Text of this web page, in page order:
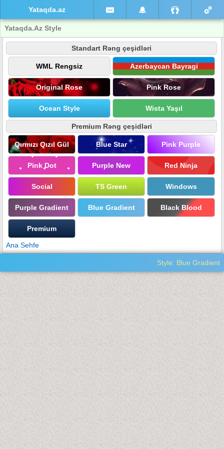
Yataqda.az
Yataqda.Az Style
Standart Rəng çeşidləri
WML Rengsiz Azerbaycan Bayragi
Original Rose Pink Rose
Ocean Style Wista Yaşıl
Premium Rəng çeşidləri
Qırmızı Qızıl Gül Blue Star Pink Purple
Pink Dot Purple New Red Ninja
Social TS Green Windows
Purple Gradient Blue Gradient Black Blood
Premium
Ana Sehfe
Style: Blue Gradient